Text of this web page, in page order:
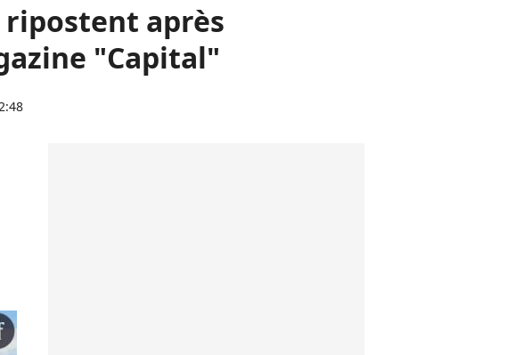
après
"Capital"